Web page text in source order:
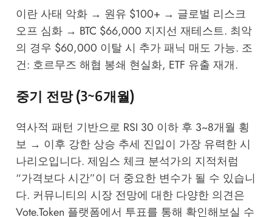
이란 사태 악화 → 원유 $100+ → 글로벌 리스크
오프 심화 → BTC $66,000 지지선 재테스트. 최악
의 경우 $60,000 이탈 시 추가 패닉 매도 가능. 조
건: 호르무즈 해협 봉쇄 현실화, ETF 유출 재개.
중기 전망 (3~6개월)
역사적 패턴 기반으로 RSI 30 이하 후 3~8개월 횡
보 → 이후 강한 상승 추세 진입이 가장 유력한 시
나리오입니다. 제임스 체크 분석가의 지적처럼
“가격보다 시간”이 더 중요한 변수가 될 수 있습니
다. 커뮤니티의 시장 전망에 대한 다양한 의견은
Vote.Token 플랫폼에서 투표를 통해 확인해보실 수